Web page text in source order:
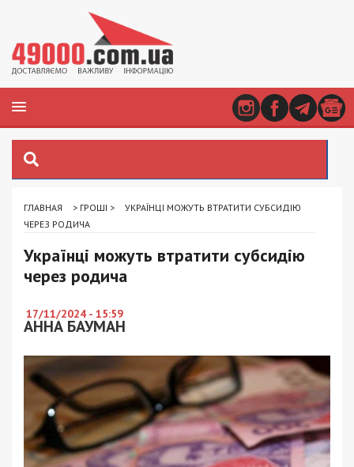
ГЛАВНАЯ > ГРОШІ >
УКРАЇНЦІ МОЖУТЬ ВТРАТИТИ СУБСИДІЮ
ЧЕРЕЗ РОДИЧА
Українці можуть втратити субсидію
через родича
17/11/2024 - 15:59
АННА БАУМАН